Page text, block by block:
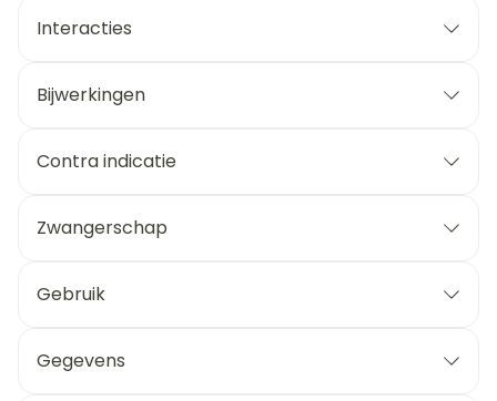
Interacties
Bijwerkingen
Contra indicatie
Zwangerschap
Gebruik
Gegevens